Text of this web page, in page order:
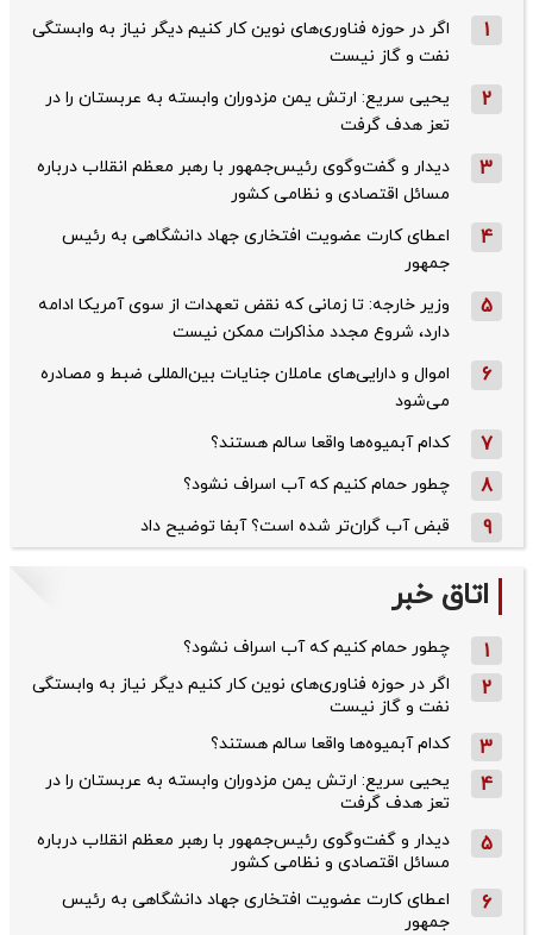
1
اگر در حوزه فناوری‌های نوین کار کنیم دیگر نیاز به وابستگی
نفت و گاز نیست
2
یحیی سریع: ارتش یمن مزدوران وابسته به عربستان را در
تعز هدف گرفت
3
دیدار و گفت‌وگوی رئیس‌جمهور با رهبر معظم انقلاب درباره
مسائل اقتصادی و نظامی کشور
4
اعطای کارت عضویت افتخاری جهاد دانشگاهی به رئیس‌
جمهور
5
وزیر خارجه: تا زمانی که نقض تعهدات از سوی آمریکا ادامه
دارد، شروع مجدد مذاکرات ممکن نیست
6
اموال و دارایی‌های عاملان جنایات بین‌المللی ضبط و مصادره
می‌شود
7 کدام آبمیوه‌ها واقعا سالم هستند؟
8 چطور حمام کنیم که آب اسراف نشود؟
9 قبض آب گران‌تر شده است؟ آبفا توضیح داد
اتاق خبر
1 چطور حمام کنیم که آب اسراف نشود؟
2
اگر در حوزه فناوری‌های نوین کار کنیم دیگر نیاز به وابستگی
نفت و گاز نیست
3 کدام آبمیوه‌ها واقعا سالم هستند؟
4
یحیی سریع: ارتش یمن مزدوران وابسته به عربستان را در
تعز هدف گرفت
5
دیدار و گفت‌وگوی رئیس‌جمهور با رهبر معظم انقلاب درباره
مسائل اقتصادی و نظامی کشور
6
اعطای کارت عضویت افتخاری جهاد دانشگاهی به رئیس‌
جمهور